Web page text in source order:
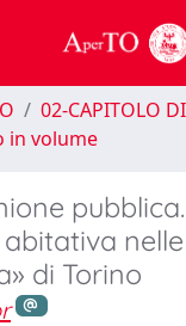
02-CAPITOLO
in volume
di Torino